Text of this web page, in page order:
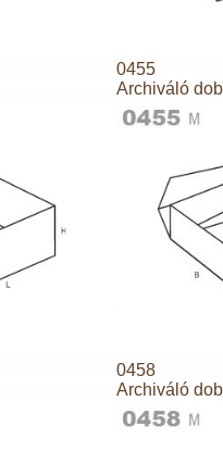
0455
Archiváló
0458
Archiváló